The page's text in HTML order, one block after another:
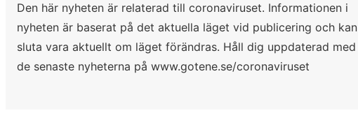
Den här nyheten är relaterad till coronaviruset. Informationen i
nyheten är baserat på det aktuella läget vid publicering och kan
sluta vara aktuellt om läget förändras. Håll dig uppdaterad med
de senaste nyheterna på www.gotene.se/coronaviruset